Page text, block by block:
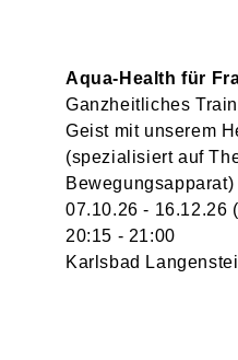
Aqua-Health für
Ganzheitliches
Geist mit unserem
(spezialisiert auf
Bewegungsapparat)
07.10.26 - 16.12.26
20:15 - 21:00
Karlsbad